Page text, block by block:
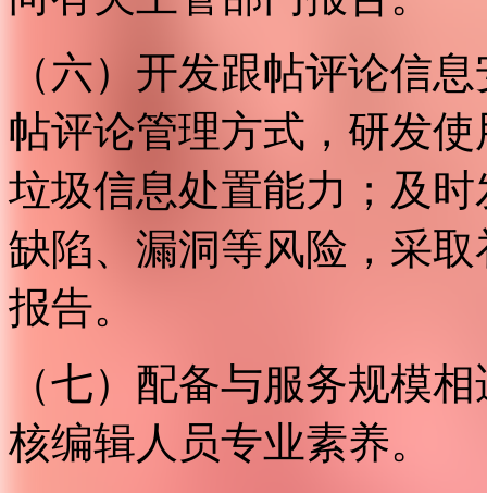
（六）开发跟帖评论信
帖评论管理方式，研发
垃圾信息处置能力；及
缺陷、漏洞等风险，采
报告。
（七）配备与服务规模
核编辑人员专业素养。